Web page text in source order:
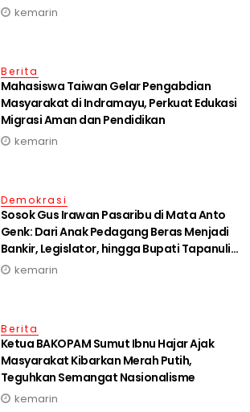
kemarin
Berita
Mahasiswa Taiwan Gelar Pengabdian
Masyarakat di Indramayu, Perkuat Edukasi
Migrasi Aman dan Pendidikan
kemarin
Demokrasi
Sosok Gus Irawan Pasaribu di Mata Anto
Genk: Dari Anak Pedagang Beras Menjadi
Bankir, Legislator, hingga Bupati Tapanuli
Selatan
kemarin
Berita
Ketua BAKOPAM Sumut Ibnu Hajar Ajak
Masyarakat Kibarkan Merah Putih,
Teguhkan Semangat Nasionalisme
kemarin